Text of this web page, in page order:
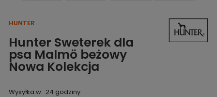
HUNTER
Hunter Sweterek dla
psa Malmö beżowy
Nowa Kolekcja
Wysyłka w: 24 godziny